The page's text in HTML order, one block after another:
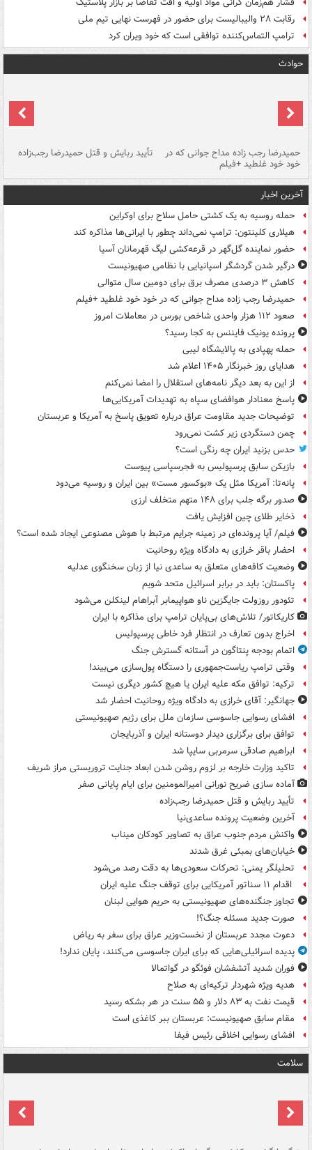
رقابت ۲۸ والیبالیست برای حضور در فهرست نهایی تیم ملی
ترامپ التماس‌کننده توافقی است که خود ویران کرد
حوادث
حمیدرضا رجب زاده مداح جوانی که در
خود خود غلطید +فیلم
تأیید ربایش و قتل حمیدرضا رجب‌زاده
آخرین اخبار
حمله روسیه به یک کشتی حامل سلاح برای اوکراین
هیلاری کلینتون: ترامپ نمی‌داند چطور با ایرانی‌ها مذاکره کند
حضور نماینده گل‌گهر در قرعه‌کشی لیگ قهرمانان آسیا
درگیر شدن گردشگر اسپانیایی با نظامی صهیونیست
کاهش ۳ درصدی مصرف برق برای دومین سال متوالی
حمیدرضا رجب زاده مداح جوانی که در خود خود غلطید +فیلم
صعود ۱۱۲ هزار واحدی شاخص بورس در معاملات امروز
پرونده یونیک فایننس به کجا رسید؟
حمله پهپادی به پالایشگاه لیبی
هدایای روز خبرنگار ۱۴۰۵ اعلام شد
از این به بعد دیگر نامه‌های استقلال را امضا نمی‌کنم
پاسخ معنادار هوافضای سپاه به تهدیدات آمریکایی‌ها
توضیحات جدید مقاومت عراق درباره تعویق پاسخ به آمریکا و عربستان
چمن دستگردی زیر کشت نمی‌رود
حدس بزنید ایران چه رنگی است؟
بازیکن سابق پرسپولیس به فجرسپاسی پیوست
پانه‌تا: آمریکا مثل یک «بوکسور مست» بین ایران و روسیه می‌دود
صدور برگه جلب برای ۱۴۸ متهم متخلف ارزی
ذخایر طلای چین افزایش یافت
فیلم/ آیا پرونده‌ای در زمینه جرایم مرتبط با هوش مصنوعی ایجاد شده است؟
احضار باقر خرازی به دادگاه ویژه روحانیت
وضعیت کافه‌های متعلق به ساعدی نیا از زبان سخنگوی عدلیه
پاکستان: باید در برابر اسرائیل متحد شویم
تئودور روزولت جایگزین ناو هواپیمابر آبراهام لینکلن می‌شود
کاریکاتور/ تلاش‌های بی‌پایان ترامپ برای مذاکره با ایران
اخراج بدون تعارف در انتظار فرد خاطی پرسپولیس
اتمام بودجه پنتاگون در آستانه گسترش جنگ
وقتی ترامپ ریاست‌جمهوری را دستگاه پول‌سازی می‌بیند!
ترکیه: توافق مکه علیه ایران یا هیچ کشور دیگری نیست
جهانگیر: آقای خرازی به دادگاه ویژه روحانیت احضار شد
افشای رسوایی جاسوسی سازمان ملل برای رژیم صهیونیستی
توافق برای برگزاری دیدار دوستانه ایران و آذربایجان
ابراهیم صادقی سرمربی سایپا شد
تاکید وزارت خارجه بر لزوم روشن شدن ابعاد جنایت تروریستی مراز شریف
آماده سازی ضریح نورانی امیرالمومنین برای ایام پایانی صفر
تأیید ربایش و قتل حمیدرضا رجب‌زاده
آخرین وضعیت پرونده ساعدی‌نیا
واکنش مردم جنوب عراق به تصاویر کودکان میناب
خیابان‌های بمبئی غرق شدند
تحلیلگر یمنی: تحرکات سعودی‌ها به دقت رصد می‌شود
اقدام ۱۱ سناتور آمریکایی برای توقف جنگ علیه ایران
تجاوز جنگنده‌های صهیونیستی به حریم هوایی لبنان
صورت جدید مسئله جنگ؟!
دعوت مجدد عربستان از نخست‌وزیر عراق برای سفر به ریاض
پدیده اسرائیلی‌هایی که برای ایران جاسوسی می‌کنند، پایان ندارد!
فوران شدید آتشفشان فوئگو در گواتمالا
هدیه ویژه شهردار ترکیه‌ای به صلاح
قیمت نفت به ۸۳ دلار و ۵۵ سنت در هر بشکه رسید
مقام سابق صهیونیست: عربستان ببر کاغذی است
افشای رسوایی اخلاقی رئیس فیفا
سلامت